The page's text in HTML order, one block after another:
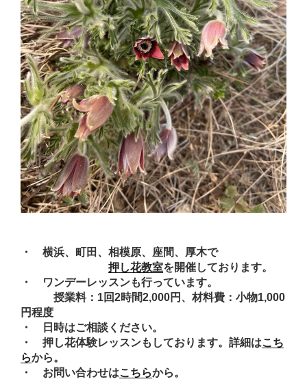
・ 横浜、町田、相模原、座間、厚木で
押し花教室を開催しております。
・ ワンデーレッスンも行っています。
授業料：1回2時間2,000円、材料費：小物1,000
円程度
・ 日時はご相談ください。
・ 押し花体験レッスンもしております。詳細はこち
らから。
・ お問い合わせはこちらから。